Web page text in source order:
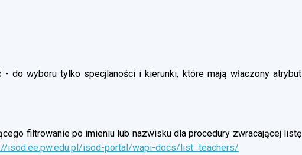
do wyboru tylko specjlaności i kierunki, które mają właczony atrybut
filtrowanie po imieniu lub nazwisku dla procedury zwracającej listę
isod.ee.pw.edu.pl/isod-portal/wapi-docs/list_teachers/